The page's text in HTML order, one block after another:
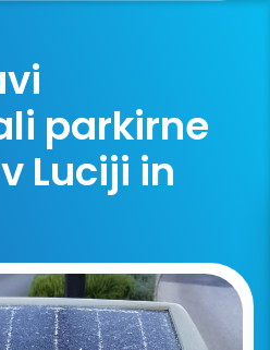
parkirne
Luciji in